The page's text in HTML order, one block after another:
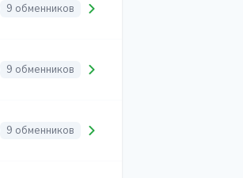
9 обменников
9 обменников
9 обменников